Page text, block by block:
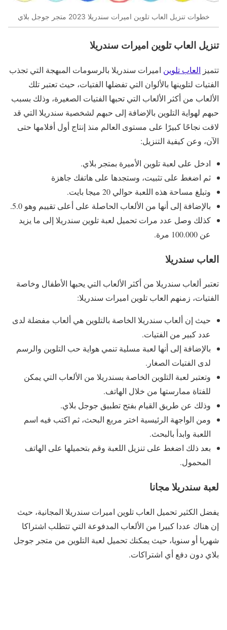
خطوات تنزيل العاب تلوين اميرات سندريلا 2023 متجر جوجل بلاي
تنزيل العاب تلوين اميرات سندريلا
تتميز العاب تلوين اميرات سندريلا بالرسومات المبهجة التي تجذب
الفتيات لتلوينها بالألوان التي تفضلها الفتيات، حيث تعتبر تلك
الألعاب من أكثر الألعاب التي تحبها الفتيات الصغيرة، وذلك بسبب
حبهم لهواية التلوين بالإضافة إلى حبهم لشخصية سندريلا التي قد
لاقت نجاحًا كبيرًا على مستوى العالم منذ إنتاج أول أفلامها حتى
الآن، وعن كيفية التنزيل:
ادخل على لعبة تلوين الأميرة بمتجر بلاي.
ثم اضغط على تثبيت، وستجدها على هاتفك جاهزة
وتبلغ مساحة هذه اللعبة حوالي 20 ميجا بايت.
بالإضافة إلى أنها من الألعاب الحاصلة على أعلى تقييم وهو 5.0.
كذلك وصل عدد مرات تحميل لعبة تلوين سندريلا إلى ما يزيد
عن 100.000 مرة.
العاب سندريلا
تعتبر ألعاب سندريلا من أكثر الألعاب التي يحبها الأطفال وخاصة
الفتيات، زمنهم العاب تلوين اميرات سندريلا:
حيث إن ألعاب سندريلا الخاصة بالتلوين هي ألعاب مفضلة لدى
عدد كبير من الفتيات.
بالإضافة إلى أنها لعبة مسلية تنمي هواية حب التلوين والرسم
لدى الفتيات الصغار.
وتعتبر لعبة التلوين الخاصة بسندريلا من الألعاب التي يمكن
للفتاة ممارستها من خلال الهاتف.
وذلك عن طريق القيام بفتح تطبيق جوجل بلاي.
ومن الواجهة الرئيسية اختر مربع البحث، ثم اكتب فيه اسم
اللعبة وابدأ بالبحث.
بعد ذلك اضغط على تنزيل اللعبة وقم بتحميلها على الهاتف
المحمول.
لعبة سندريلا مجانا
يفضل الكثير تحميل العاب تلوين اميرات سندريلا المجانية، حيث
إن هناك عددا كبيرا من الألعاب المدفوعة التي تتطلب اشتراكا
شهريا أو سنويا، حيث يمكنك تحميل لعبة التلوين من متجر جوجل
بلاي دون دفع أي اشتراكات.